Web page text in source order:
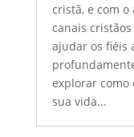
cristã, e com
canais
ajudar os fiéis
explorar como
sua vida...